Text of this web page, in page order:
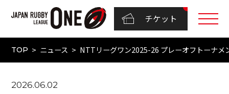
チケット
TOP ニュース NTTリーグワン2025-26 プレーオフトーナ
2026.06.02